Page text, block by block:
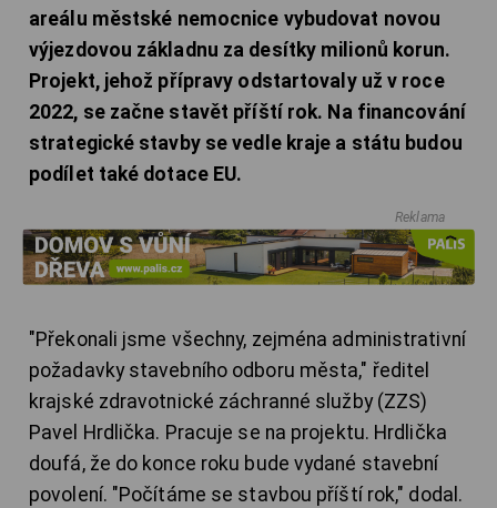
areálu městské nemocnice vybudovat novou
výjezdovou základnu za desítky milionů korun.
Projekt, jehož přípravy odstartovaly už v roce
2022, se začne stavět příští rok. Na financování
strategické stavby se vedle kraje a státu budou
podílet také dotace EU.
Reklama
"Překonali jsme všechny, zejména administrativní
požadavky stavebního odboru města," ředitel
krajské zdravotnické záchranné služby (ZZS)
Pavel Hrdlička. Pracuje se na projektu. Hrdlička
doufá, že do konce roku bude vydané stavební
povolení. "Počítáme se stavbou příští rok," dodal.